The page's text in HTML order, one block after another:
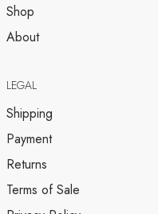
Shop
About
LEGAL
Shipping
Payment
Returns
Terms of Sale